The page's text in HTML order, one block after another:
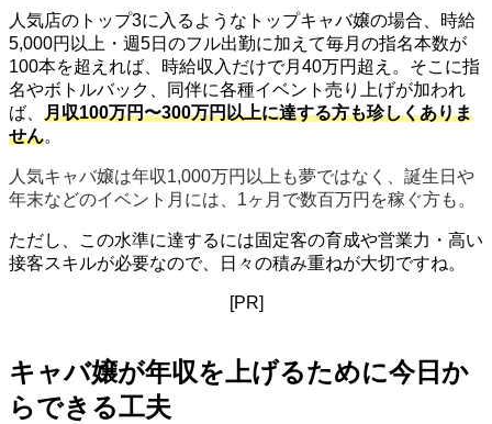
人気店のトップ3に入るようなトップキャバ嬢の場合、時給
5,000円以上・週5日のフル出勤に加えて毎月の指名本数が
100本を超えれば、時給収入だけで月40万円超え。そこに指
名やボトルバック、同伴に各種イベント売り上げが加われ
ば、 月収100万円〜300万円以上に達する方も珍しくありま
せん。
人気キャバ嬢は年収1,000万円以上も夢ではなく、誕生日や
年末などのイベント月には、1ヶ月で数百万円を稼ぐ方も。
ただし、この水準に達するには固定客の育成や営業力・高い
接客スキルが必要なので、日々の積み重ねが大切ですね。
[PR]
キャバ嬢が年収を上げるために今日か
らできる工夫